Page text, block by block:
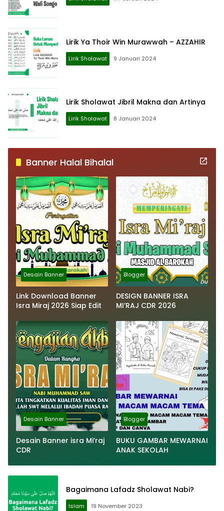
Lirik Ya Thoir Win Murawwah – AZZAHIR
Lirik Sholawat 9 Januari 2024
Lirik Sholawat Jibril Makna dan Artinya
Lirik Sholawat 8 Januari 2024
Banner Halal Bihalal
Desain Banner
Link Download Banner
Isra Miraj 2026 Siap Edit
Blogger
DESIGN BANNER ISRA
MI’RAJ CDR 2026
Desain Banner
Desain Banner isra Mi’raj
CDR
Blogger
BUKU GAMBAR MEWARNAI
ANAK SEKOLAH
Bagaimana Lafadz Sholawat Nabi?
Islam 19 November 2023